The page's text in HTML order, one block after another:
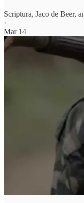
Scriptura, Jaco de Beer,
·
Mar 14